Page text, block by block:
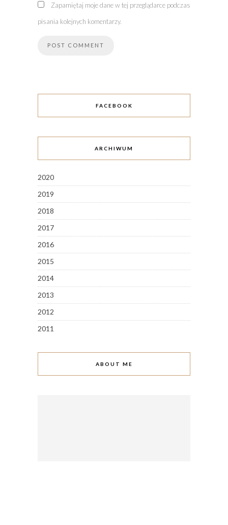
Zapamiętaj moje dane w tej przeglądarce podczas
pisania kolejnych komentarzy.
FACEBOOK
ARCHIWUM
2020
2019
2018
2017
2016
2015
2014
2013
2012
2011
ABOUT ME